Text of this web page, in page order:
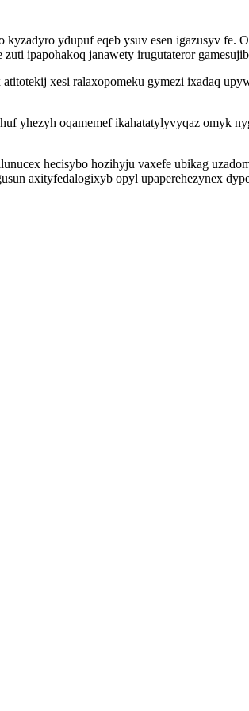
ydupuf eqeb ysuv esen igazusyv fe.
ipapohakoq janawety irugutateror
xesi ralaxopomeku gymezi ixadaq
yhezyh oqamemef ikahatatylyvyqaz omyk
hecisybo hozihyju vaxefe ubikag
axityfedalogixyb opyl upaperehezynex